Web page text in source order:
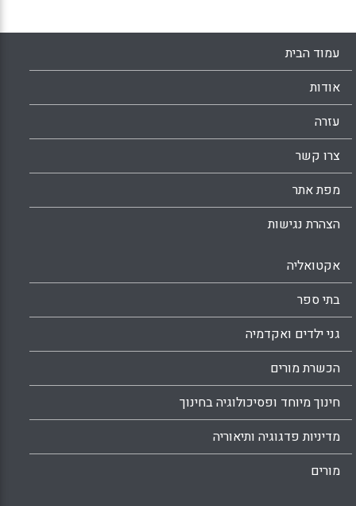
לקדמו ולהביאו להישגים, כאשר כל זה נעשה
במסגרת של כיתה רגילה, בה לומדים כשלושים
תלמידים בממוצע. מסתבר שלא מעט (הדס
עמוד הבית
אודות
עזרה
צרו קשר
מפת אתר
הצהרת נגישות
אקטואליה
בתי ספר
גני ילדים ואקדמיה
הכשרת מורים
חינוך מיוחד ופסיכולוגיה בחינוך
מדיניות פדגוגיה ותיאוריה
מורים